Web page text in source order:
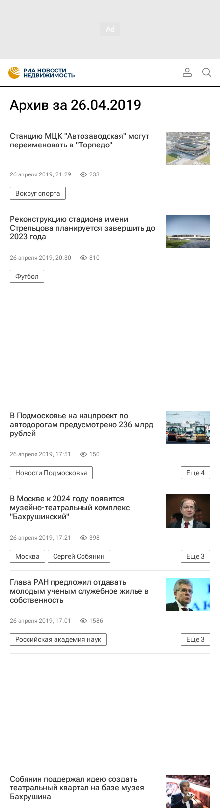
Архив за 26.04.2019
Станцию МЦК "Автозаводская" могут
переименовать в "Торпедо"
26 апреля 2019, 21:29 233
Вокруг спорта
Реконструкцию стадиона имени
Стрельцова планируется завершить до
2023 года
26 апреля 2019, 20:30 810
Футбол
В Подмосковье на нацпроект по
автодорогам предусмотрено 236 млрд
рублей
26 апреля 2019, 17:51 150
Еще4
Новости Подмосковья
Московская область (Подмосковье)
Московская областная дума
Дороги
Нацпроекты
В Москве к 2024 году появится
музейно-театральный комплекс
"Бахрушинский"
26 апреля 2019, 17:21 398
Еще3
Москва
Сергей Собянин
Владимир Мединский
Театры
Театральный музей имени Бахрушина
Глава РАН предложил отдавать
молодым ученым служебное жилье в
собственность
26 апреля 2019, 17:01 1586
Еще3
Российская академия наук
Дмитрий Медведев
Александр Сергеев (РАН)
Собянин поддержал идею создать
театральный квартал на базе музея
Бахрушина